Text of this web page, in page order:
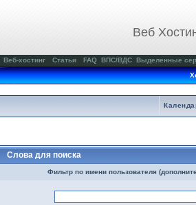
Веб
Веб-хостинг Статьи FAQ ВПС/ВДС Выделенные
Слова для поиска
Фильтр по имени пользователя